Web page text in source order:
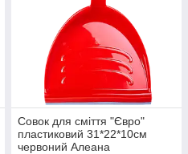
Совок для сміття "Євро"
пластиковий 31*22*10см
червоний Алеана